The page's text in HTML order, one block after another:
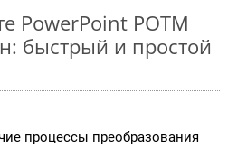
PowerPoint POTM
быстрый и простой
процессы преобразования